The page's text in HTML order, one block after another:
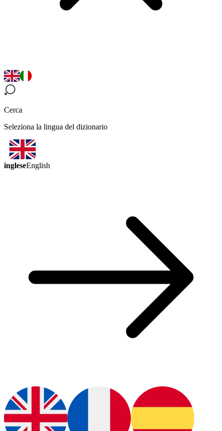
Cerca
Seleziona la lingua del dizionario
ingleseEnglish